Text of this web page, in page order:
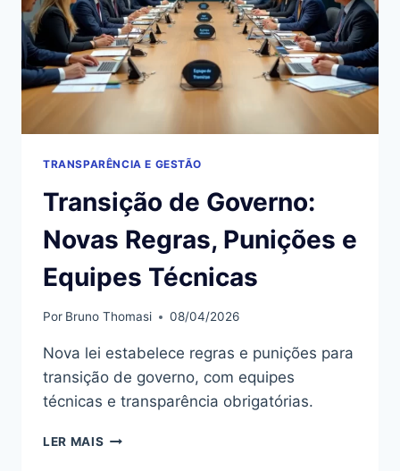
TRANSPARÊNCIA E GESTÃO
Transição de Governo:
Novas Regras, Punições e
Equipes Técnicas
Por Bruno Thomasi 08/04/2026
Nova lei estabelece regras e punições para
transição de governo, com equipes
técnicas e transparência obrigatórias.
LER MAIS TRANSIÇÃO